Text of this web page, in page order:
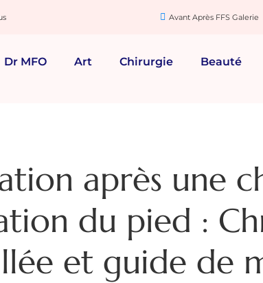
Avant Après FFS Galerie
Dr MFO Art Chirurgie Beauté
après une
du pied :
et guide de